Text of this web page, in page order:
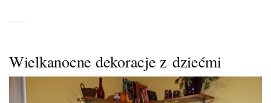
Wielkanocne dekoracje z dziećmi